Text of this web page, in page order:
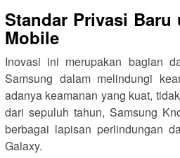
Standar Privasi Baru
Mobile
Inovasi ini merupakan bagian
Samsung dalam melindungi
adanya keamanan yang kuat,
dari sepuluh tahun, Samsung
berbagai lapisan perlindungan
Galaxy.